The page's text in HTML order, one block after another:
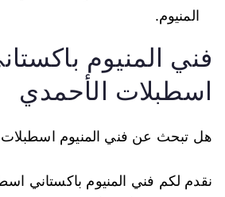
المنيوم.
فني المنيوم
اسطبلات الأحمدي
هل تبحث عن فني المنيوم اسطبلات
نقدم لكم فني المنيوم باكستاني